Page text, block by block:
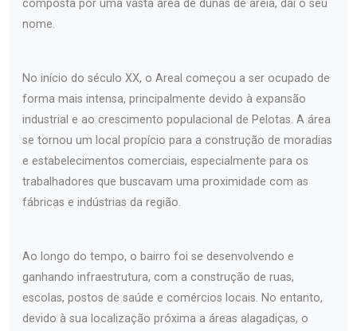
composta por uma vasta área de dunas de areia, daí o seu
nome.
No início do século XX, o Areal começou a ser ocupado de
forma mais intensa, principalmente devido à expansão
industrial e ao crescimento populacional de Pelotas. A área
se tornou um local propício para a construção de moradias
e estabelecimentos comerciais, especialmente para os
trabalhadores que buscavam uma proximidade com as
fábricas e indústrias da região.
Ao longo do tempo, o bairro foi se desenvolvendo e
ganhando infraestrutura, com a construção de ruas,
escolas, postos de saúde e comércios locais. No entanto,
devido à sua localização próxima a áreas alagadiças, o